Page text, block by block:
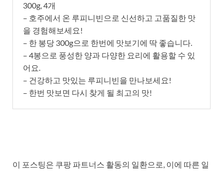
300g, 4개
– 호주에서 온 루피니빈으로 신선하고 고품질한 맛
을 경험해보세요!
– 한 봉당 300g으로 한번에 맛보기에 딱 좋습니다.
– 4봉으로 풍성한 양과 다양한 요리에 활용할 수 있
어요.
– 건강하고 맛있는 루피니빈을 만나보세요!
– 한번 맛보면 다시 찾게 될 최고의 맛!
이 포스팅은 쿠팡 파트너스 활동의 일환으로, 이에 따른 일